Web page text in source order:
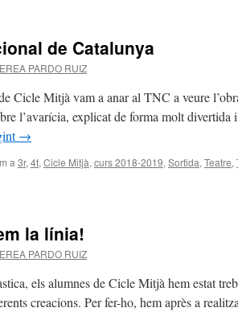
de Catalunya
PARDO RUIZ
Cicle Mitjà vam a anar al TNC a veure
l’avarícia, explicat de forma molt divertida
→
a 3r, 4t, Cicle Mitjà, curs 2018-2019, Sortida, Teatre,
la línia!
PARDO RUIZ
els alumnes de Cicle Mitjà hem estat
creacions. Per fer-ho, hem après a